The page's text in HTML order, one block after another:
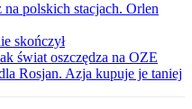
polskich stacjach. Orlen
skończył
świat oszczędza na OZE
Rosjan. Azja kupuje je taniej